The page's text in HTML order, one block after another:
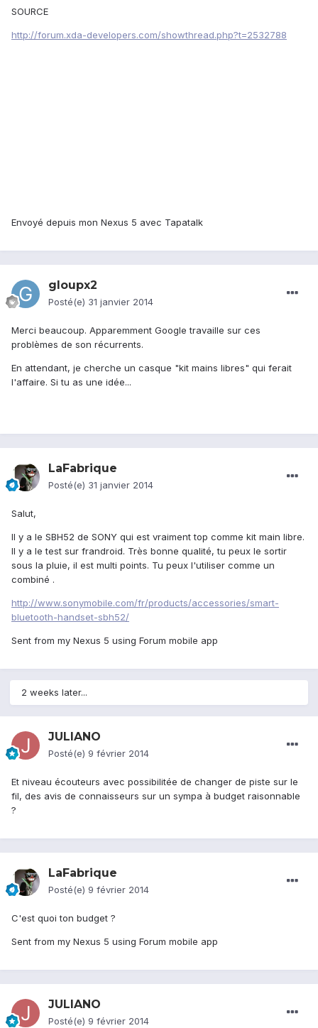
SOURCE
http://forum.xda-developers.com/showthread.php?t=2532788
Envoyé depuis mon Nexus 5 avec Tapatalk
gloupx2
Posté(e) 31 janvier 2014
Merci beaucoup. Apparemment Google travaille sur ces
problèmes de son récurrents.
En attendant, je cherche un casque "kit mains libres" qui ferait
l'affaire. Si tu as une idée...
LaFabrique
Posté(e) 31 janvier 2014
Salut,
Il y a le SBH52 de SONY qui est vraiment top comme kit main libre.
Il y a le test sur frandroid. Très bonne qualité, tu peux le sortir
sous la pluie, il est multi points. Tu peux l'utiliser comme un
combiné .
http://www.sonymobile.com/fr/products/accessories/smart-
bluetooth-handset-sbh52/
Sent from my Nexus 5 using Forum mobile app
2 weeks later...
JULIANO
Posté(e) 9 février 2014
Et niveau écouteurs avec possibilitée de changer de piste sur le
fil, des avis de connaisseurs sur un sympa à budget raisonnable
?
LaFabrique
Posté(e) 9 février 2014
C'est quoi ton budget ?
Sent from my Nexus 5 using Forum mobile app
JULIANO
Posté(e) 9 février 2014